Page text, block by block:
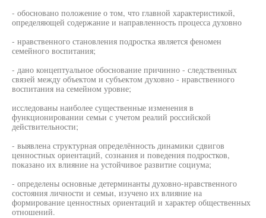
- обосновано положение о том, что главной характеристикой,
определяющей содержание и направленность процесса духовно
- нравственного становления подростка является феномен
семейного воспитания;
- дано концептуальное обоснование причинно - следственных
связей между объектом и субъектом духовно - нравственного
воспитания на семейном уровне;
исследованы наиболее существенные изменения в
функционировании семьи с учетом реалий российской
действительности;
- выявлена структурная определённость динамики сдвигов
ценностных ориентаций, сознания и поведения подростков,
показано их влияние на устойчивое развитие социума;
- определены основные детерминанты духовно-нравственного
состояния личности и семьи, изучено их влияние на
формирование ценностных ориентаций и характер общественных
отношений.